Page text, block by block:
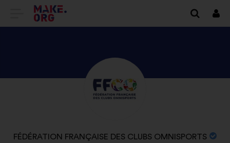
DIRECȚIONARE
PAGINĂ
ULUI
DESCOPERIȚI
PROFILUL
NUMELE
FÉDÉRATION FRANÇAISE DES CLUBS OMNISPORTS
Biografie: